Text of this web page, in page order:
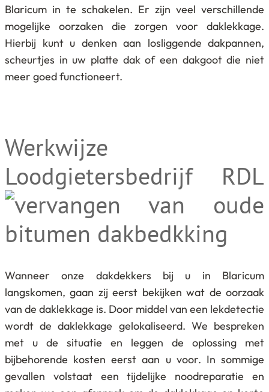
Blaricum in te schakelen. Er zijn veel verschillende
mogelijke oorzaken die zorgen voor daklekkage.
Hierbij kunt u denken aan losliggende dakpannen,
scheurtjes in uw platte dak of een dakgoot die niet
meer goed functioneert.
Werkwijze
Loodgietersbedrijf RDL
Wanneer onze dakdekkers bij u in Blaricum
langskomen, gaan zij eerst bekijken wat de oorzaak
van de daklekkage is. Door middel van een lekdetectie
wordt de daklekkage gelokaliseerd. We bespreken
met u de situatie en leggen de oplossing met
bijbehorende kosten eerst aan u voor. In sommige
gevallen volstaat een tijdelijke noodreparatie en